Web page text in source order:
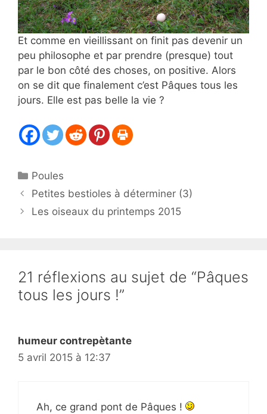
Et comme en vieillissant on finit pas devenir un
peu philosophe et par prendre (presque) tout
par le bon côté des choses, on positive. Alors
on se dit que finalement c’est Pâques tous les
jours. Elle est pas belle la vie ?
Catégories
Poules
Petites bestioles à déterminer (3)
Les oiseaux du printemps 2015
21 réflexions au sujet de “Pâques
tous les jours !”
humeur contrepètante
5 avril 2015 à 12:37
Ah, ce grand pont de Pâques !